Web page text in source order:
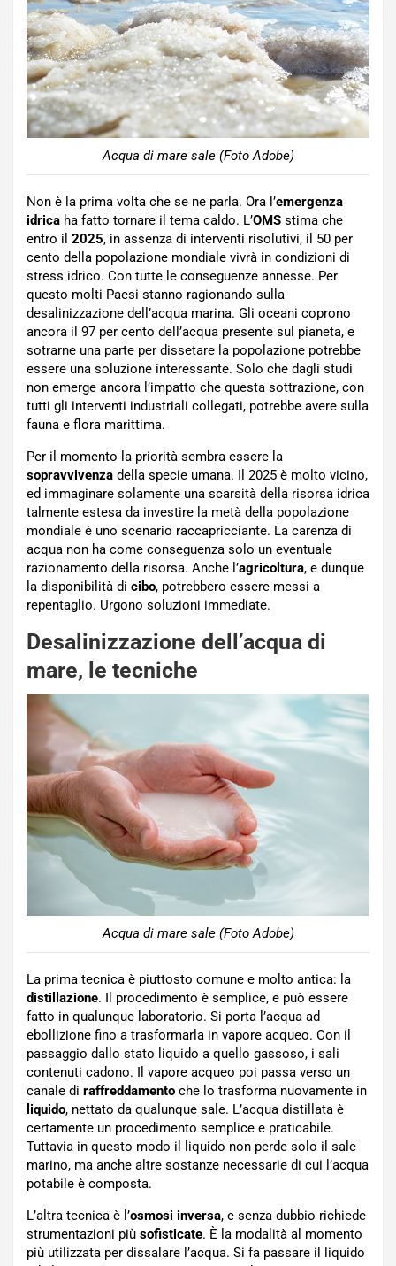
Acqua di mare sale (Foto Adobe)
Non è la prima volta che se ne parla. Ora l’emergenza
idrica ha fatto tornare il tema caldo. L’OMS stima che
entro il 2025, in assenza di interventi risolutivi, il 50 per
cento della popolazione mondiale vivrà in condizioni di
stress idrico. Con tutte le conseguenze annesse. Per
questo molti Paesi stanno ragionando sulla
desalinizzazione dell’acqua marina. Gli oceani coprono
ancora il 97 per cento dell’acqua presente sul pianeta, e
sotrarne una parte per dissetare la popolazione potrebbe
essere una soluzione interessante. Solo che dagli studi
non emerge ancora l’impatto che questa sottrazione, con
tutti gli interventi industriali collegati, potrebbe avere sulla
fauna e flora marittima.
Per il momento la priorità sembra essere la
sopravvivenza della specie umana. Il 2025 è molto vicino,
ed immaginare solamente una scarsità della risorsa idrica
talmente estesa da investire la metà della popolazione
mondiale è uno scenario raccapricciante. La carenza di
acqua non ha come conseguenza solo un eventuale
razionamento della risorsa. Anche l’agricoltura, e dunque
la disponibilità di cibo, potrebbero essere messi a
repentaglio. Urgono soluzioni immediate.
Desalinizzazione dell’acqua di
mare, le tecniche
Acqua di mare sale (Foto Adobe)
La prima tecnica è piuttosto comune e molto antica: la
distillazione. Il procedimento è semplice, e può essere
fatto in qualunque laboratorio. Si porta l’acqua ad
ebollizione fino a trasformarla in vapore acqueo. Con il
passaggio dallo stato liquido a quello gassoso, i sali
contenuti cadono. Il vapore acqueo poi passa verso un
canale di raffreddamento che lo trasforma nuovamente in
liquido, nettato da qualunque sale. L’acqua distillata è
certamente un procedimento semplice e praticabile.
Tuttavia in questo modo il liquido non perde solo il sale
marino, ma anche altre sostanze necessarie di cui l’acqua
potabile è composta.
L’altra tecnica è l’osmosi inversa, e senza dubbio richiede
strumentazioni più sofisticate. È la modalità al momento
più utilizzata per dissalare l’acqua. Si fa passare il liquido